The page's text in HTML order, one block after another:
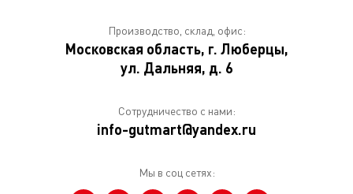
Производство, склад, офис:
Московская область, г. Люберцы,
ул. Дальняя, д. 6
Сотрудничество с нами:
info-gutmart@yandex.ru
Мы в соц сетях: